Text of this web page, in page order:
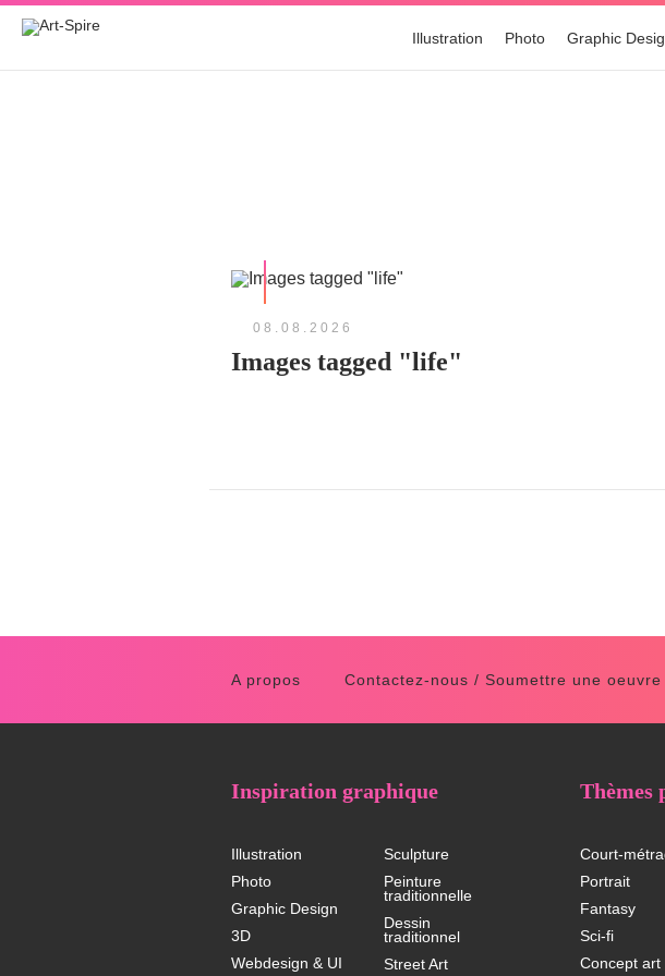
Illustration Photo Graphic
08.08.2026
Images tagged "life"
A propos Contactez-nous / Soumettre une oeuvre
Inspiration graphique
Illustration
Photo
Graphic Design
3D
Webdesign & UI
Sculpture
Peinture
traditionnelle
Dessin
traditionnel
Street Art
Thèmes
Court-
Portrait
Fantasy
Sci-fi
Concept art